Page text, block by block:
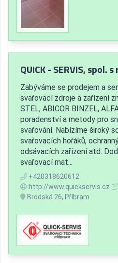
QUICK - SERVIS, spol. s
Zabýváme se prodejem a
svařovací zdroje a zařízení
STEL, ABICOR BINZEL,
poradenství a metody pro
svařování. Nabízíme široký
svařovacích hořáků,
odsávacích zařízení atd.
svařovací mat...
+420318620612
http://www.quickservis.cz
Brodská 26, Příbram